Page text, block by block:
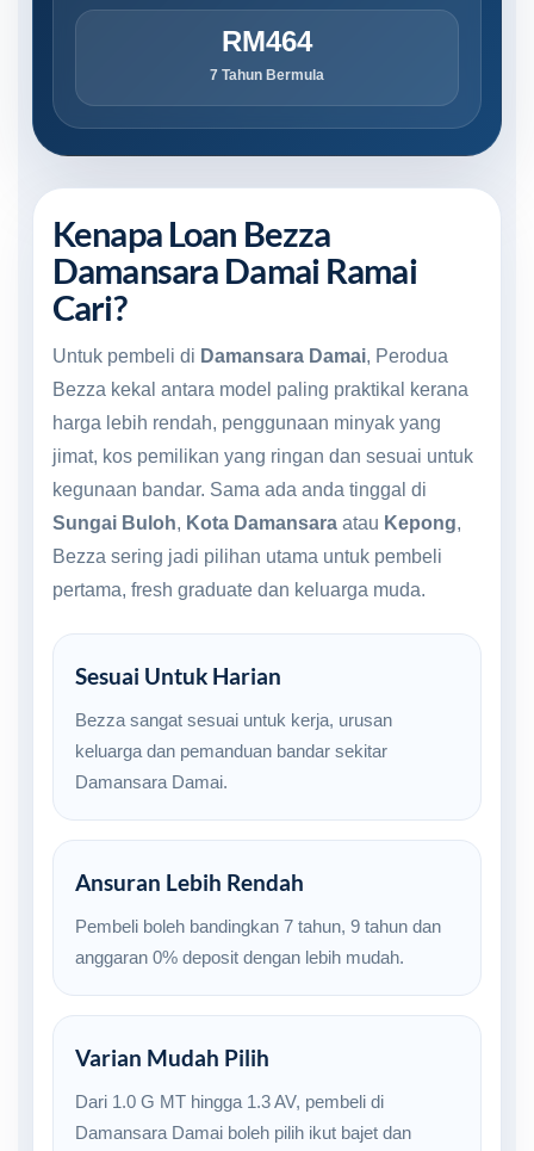
RM464
7 Tahun Bermula
Kenapa Loan Bezza
Damansara Damai Ramai
Cari?
Untuk pembeli di Damansara Damai, Perodua
Bezza kekal antara model paling praktikal kerana
harga lebih rendah, penggunaan minyak yang
jimat, kos pemilikan yang ringan dan sesuai untuk
kegunaan bandar. Sama ada anda tinggal di
Sungai Buloh, Kota Damansara atau Kepong,
Bezza sering jadi pilihan utama untuk pembeli
pertama, fresh graduate dan keluarga muda.
Sesuai Untuk Harian
Bezza sangat sesuai untuk kerja, urusan
keluarga dan pemanduan bandar sekitar
Damansara Damai.
Ansuran Lebih Rendah
Pembeli boleh bandingkan 7 tahun, 9 tahun dan
anggaran 0% deposit dengan lebih mudah.
Varian Mudah Pilih
Dari 1.0 G MT hingga 1.3 AV, pembeli di
Damansara Damai boleh pilih ikut bajet dan